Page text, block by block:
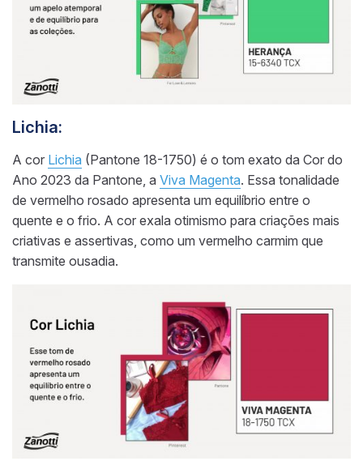
Lichia:
A cor Lichia (Pantone 18-1750) é o tom exato da Cor do
Ano 2023 da Pantone, a Viva Magenta. Essa tonalidade
de vermelho rosado apresenta um equilíbrio entre o
quente e o frio. A cor exala otimismo para criações mais
criativas e assertivas, como um vermelho carmim que
transmite ousadia.